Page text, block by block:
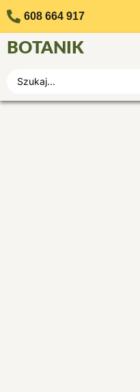
608 664 917
BOTANIK